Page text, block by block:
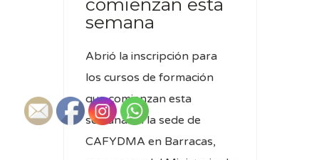
semana
Abrió la inscripción para
los cursos de formación
que comienzan esta
semana en la sede de
CAFYDMA en Barracas,